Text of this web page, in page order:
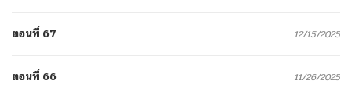
ตอนที่ 67 12/15/2025
ตอนที่ 66 11/26/2025